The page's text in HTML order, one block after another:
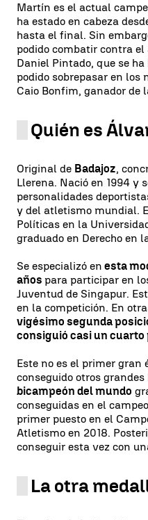
Martín es el actual
ha estado en cabeza
hasta el final. Sin
podido combatir contra
Daniel Pintado, que se ha
podido sobrepasar en
Caio Bonfim, ganador de
Quién es
Original de Badajoz,
Llerena. Nació en 1994 y
personalidades
y del atletismo mundial.
Políticas en la
graduado en Derecho en
Se especializó en esta
años para participar en
Juventud de Singapur.
en la competición. En
vigésimo segunda
consiguió casi un cuarto
Este no es el primer gran
conseguido otros
bicampeón del mundo
conseguidas en el
primer puesto en el
Atletismo en 2018.
conseguir esta vez con
La otra